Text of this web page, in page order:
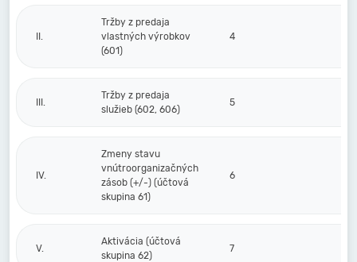
II.
Tržby z predaja
vlastných výrobkov
(601)
4
III.
Tržby z predaja
služieb (602, 606)
5
IV.
Zmeny stavu
vnútroorganizačných
zásob (+/-) (účtová
skupina 61)
6
V.
Aktivácia (účtová
skupina 62)
7